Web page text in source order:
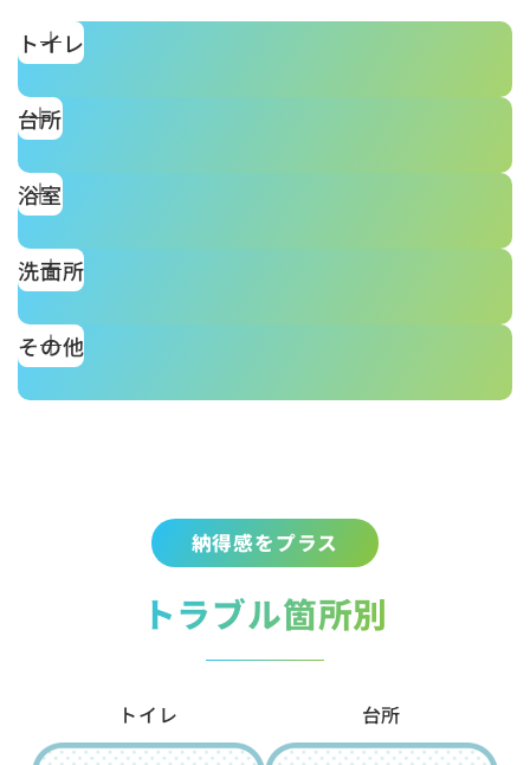
トイレ
台所
浴室
洗面所
その他
納得感をプラス
トラブル箇所別
トイレ 台所